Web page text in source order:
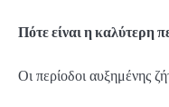
Πότε είναι η καλύτερη
Οι περίοδοι αυξημένης